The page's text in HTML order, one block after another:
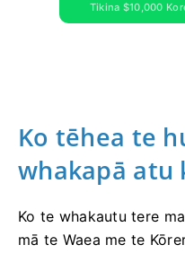
Tikina $10,000
Ko tēhea te
whakapā atu
Ko te whakautu tere
mā te Waea me te